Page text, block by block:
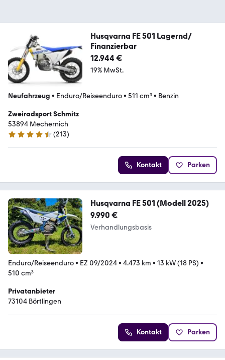
Husqvarna FE 501 Lagernd/
Finanzierbar
12.944 €
19% MwSt.
Neufahrzeug • Enduro/Reiseenduro• 511 cm³• Benzin
Zweiradsport Schmitz
53894 Mechernich
4.7 Sterne
(213)
Kontakt Parken
Husqvarna FE 501 (Modell 2025)
9.990 €
Verhandlungsbasis
Enduro/Reiseenduro• EZ 09/2024• 4.473 km • 13 kW (18 PS) •
510 cm³
Privatanbieter
73104 Börtlingen
Kontakt Parken